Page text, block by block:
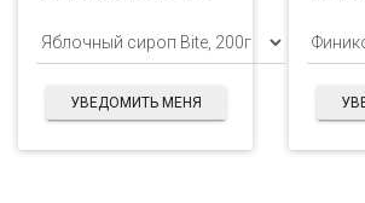
УВЕДОМИТЬ МЕНЯ